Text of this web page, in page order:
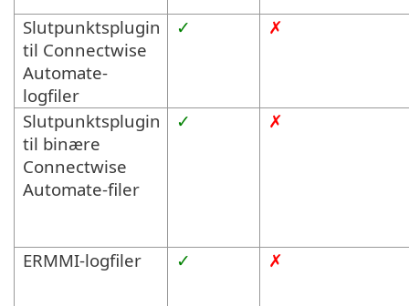
Slutpunktsplugin
til Connectwise
Automate-
logfiler
✓ ✗
Slutpunktsplugin
til binære
Connectwise
Automate-filer
✓ ✗
ERMMI-logfiler ✓ ✗